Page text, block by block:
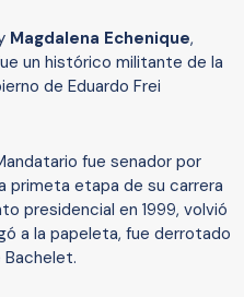
Magdalena Echenique,
un histórico militante de la
de Eduardo Frei
fue senador por
primeta etapa de su carrera
presidencial en 1999, volvió
a la papeleta, fue derrotado
Bachelet.